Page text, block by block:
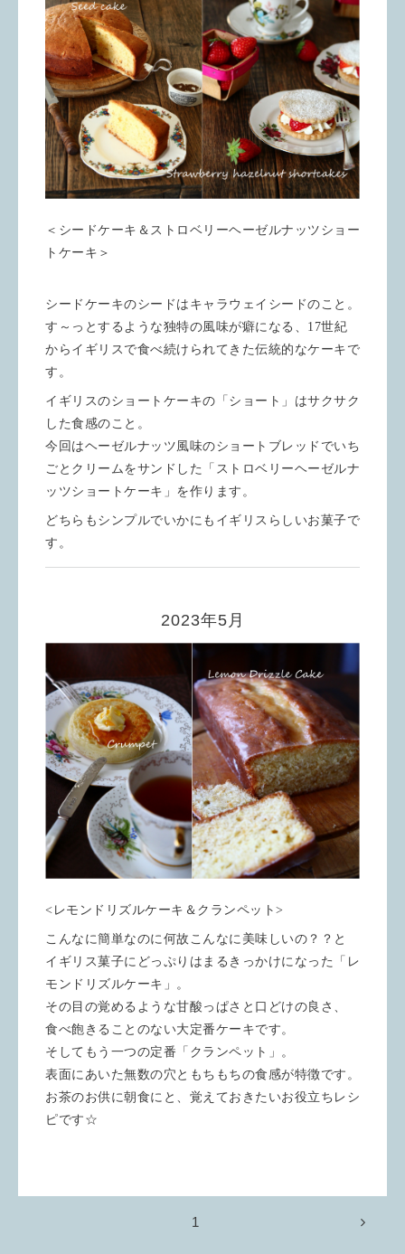
＜シードケーキ＆ストロベリーヘーゼルナッツショー
トケーキ＞
シードケーキのシードはキャラウェイシードのこと。
す～っとするような独特の風味が癖になる、17世紀
からイギリスで食べ続けられてきた伝統的なケーキで
す。
イギリスのショートケーキの「ショート」はサクサク
した食感のこと。
今回はヘーゼルナッツ風味のショートブレッドでいち
ごとクリームをサンドした「ストロベリーヘーゼルナ
ッツショートケーキ」を作ります。
どちらもシンプルでいかにもイギリスらしいお菓子で
す。
2023年5月
<レモンドリズルケーキ＆クランペット>
こんなに簡単なのに何故こんなに美味しいの？？と
イギリス菓子にどっぷりはまるきっかけになった「レ
モンドリズルケーキ」。
その目の覚めるような甘酸っぱさと口どけの良さ、
食べ飽きることのない大定番ケーキです。
そしてもう一つの定番「クランペット」。
表面にあいた無数の穴ともちもちの食感が特徴です。
お茶のお供に朝食にと、覚えておきたいお役立ちレシ
ピです☆
1